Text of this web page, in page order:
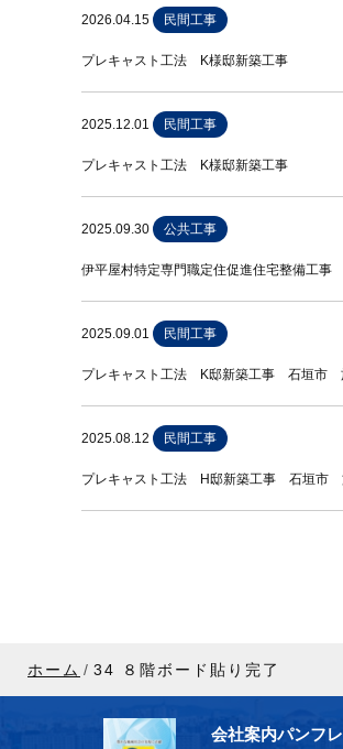
2026.04.15 民間工事
プレキャスト工法 K様邸新築工事
2025.12.01 民間工事
プレキャスト工法 K様邸新築工事
2025.09.30 公共工事
伊平屋村特定専門職定住促進住宅整備工事
2025.09.01 民間工事
プレキャスト工法 K邸新築工事 石垣市
2025.08.12 民間工事
プレキャスト工法 H邸新築工事 石垣市
ホーム 34 ８階ボード貼り完了
会社案内パンフ